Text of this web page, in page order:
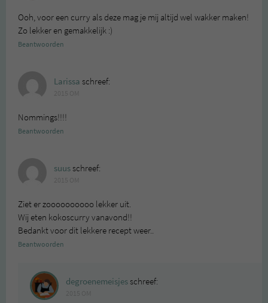
Ooh, voor een curry als deze mag je mij altijd wel wakker maken!
Zo lekker en gemakkelijk :)
Beantwoorden
Larissa schreef:
Nommings!!!!
Beantwoorden
suusschreef:
Ziet er zoooooooooo lekker uit.
Wij eten kokoscurry vanavond!!
Bedankt voor dit lekkere recept weer..
Beantwoorden
degroenemeisjesschreef: